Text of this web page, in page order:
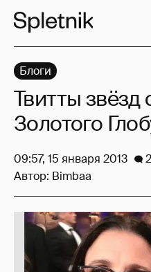
Блоги
Твитты
Золотого
09:57, 15 января 2013
Автор: Bimbaa